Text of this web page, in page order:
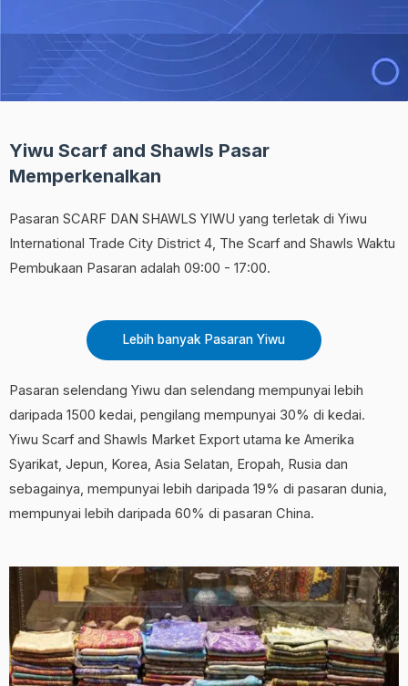
Yiwu Scarf and Shawls Pasar
Memperkenalkan
Pasaran SCARF DAN SHAWLS YIWU yang terletak di Yiwu
International Trade City District 4, The Scarf and Shawls Waktu
Pembukaan Pasaran adalah 09:00 - 17:00.
Lebih banyak Pasaran Yiwu
Pasaran selendang Yiwu dan selendang mempunyai lebih
daripada 1500 kedai, pengilang mempunyai 30% di kedai.
Yiwu Scarf and Shawls Market Export utama ke Amerika
Syarikat, Jepun, Korea, Asia Selatan, Eropah, Rusia dan
sebagainya, mempunyai lebih daripada 19% di pasaran dunia,
mempunyai lebih daripada 60% di pasaran China.